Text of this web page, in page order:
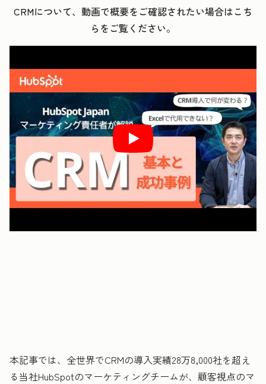
CRMについて、 動画で概要をご確認されたい場合はこち
らをご覧ください。
本記事では、全世界でCRMの導入実績28万8,000社を超え
る当社HubSpotのマーケティングチームが、顧客視点のマ